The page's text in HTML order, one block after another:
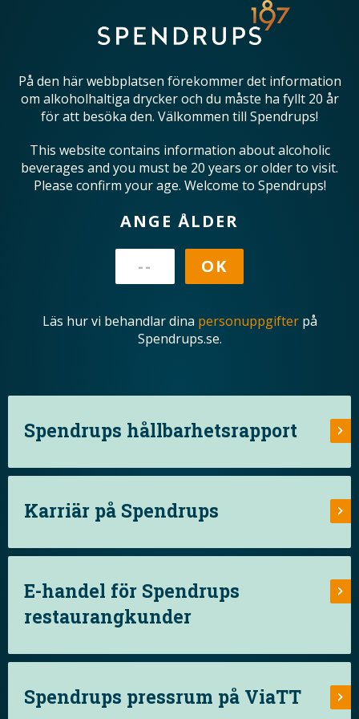
På den här webbplatsen förekommer det information
om alkoholhaltiga drycker och du måste ha fyllt 20 år
för att besöka den. Välkommen till Spendrups!
This website contains information about alcoholic
beverages and you must be 20 years or older to visit.
Please confirm your age. Welcome to Spendrups!
ANGE ÅLDER
Läs hur vi behandlar dina personuppgifterpå
Spendrups.se.
Spendrups hållbarhetsrapport
Karriär på Spendrups
E-handel för Spendrups
restaurangkunder
Spendrups pressrum på ViaTT